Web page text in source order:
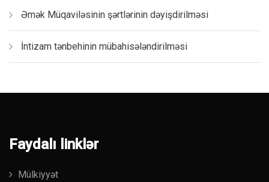
Əmək Müqaviləsinin şərtlərinin dəyişdirilməsi
İntizam tənbehinin mübahisələndirilməsi
Faydalı linklər
Mülkiyyət